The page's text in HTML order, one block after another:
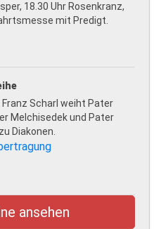
18.30 Uhr Rosenkranz,
mit Predigt.
Scharl weiht Pater
Melchisedek und Pater
Diakonen.
ansehen